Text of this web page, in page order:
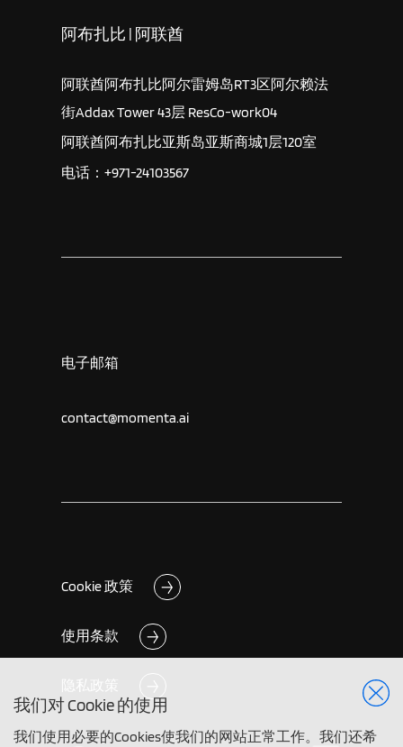
我们对 Cookie 的使用
我们使用必要的Cookies使我们的网站正常工作。我们还希
阿布扎比 | 阿联酋
阿联酋阿布扎比阿尔雷姆岛RT3区阿尔赖法
街Addax Tower 43层 ResCo-work04
阿联酋阿布扎比亚斯岛亚斯商城1层120室
电话：+971-24103567
电子邮箱
contact@momenta.ai
Cookie 政策
使用条款
隐私政策